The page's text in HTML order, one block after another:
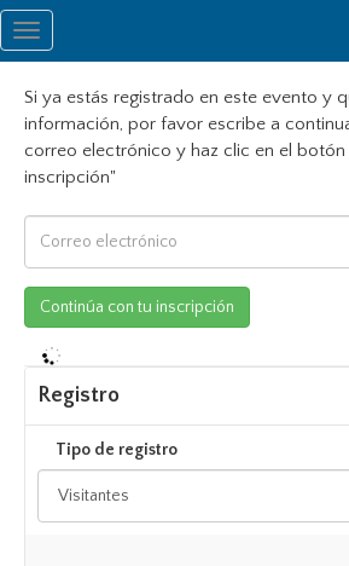
Toggle
navigation
Si ya estás registrado en este evento y
información, por favor escribe a
correo electrónico y haz clic en el
inscripción"
Registro
Tipo de registro